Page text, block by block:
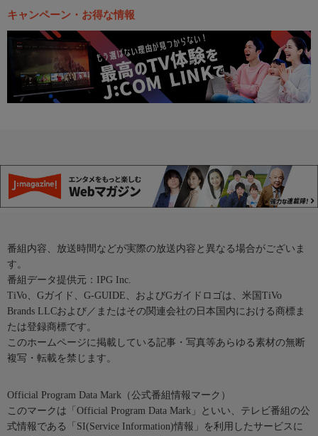
キャンペーン・お得な情報
番組内容、放送時間などが実際の放送内容と異なる場合がございま
す。
番組データ提供元：IPG Inc.
TiVo、Gガイド、G-GUIDE、およびGガイドロゴは、米国TiVo
Brands LLCおよび／またはその関連会社の日本国内における商標ま
たは登録商標です。
このホームページに掲載している記事・写真等あらゆる素材の無断
複写・転載を禁じます。
Official Program Data Mark（公式番組情報マーク）
このマークは「Official Program Data Mark」といい、テレビ番組の公
式情報である「SI(Service Information)情報」を利用したサービスに